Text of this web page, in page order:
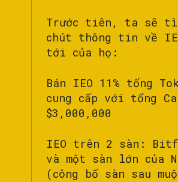
Trước tiên, ta sẽ
chút thông tin về
tới của họ:
Bán IEO 11% tổng
cung cấp với tổng
$3,000,000
IEO trên 2 sàn:
và một sàn lớn của
(công bố sàn sau